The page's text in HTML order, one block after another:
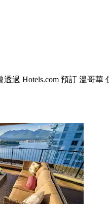
過 Hotels.com 預訂 溫哥